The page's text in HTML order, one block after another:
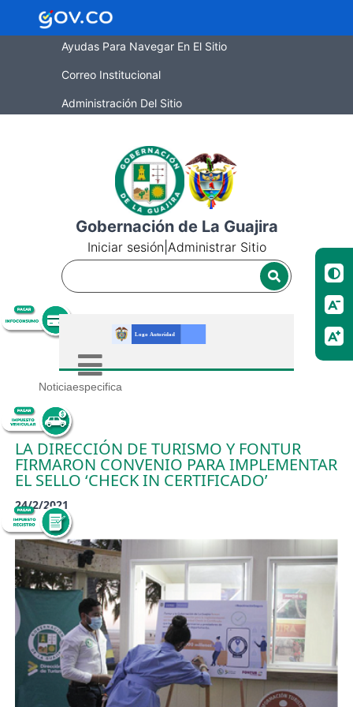
Ayudas Para Navegar En El Sitio
Correo Institucional
Administración Del Sitio
Gobernación de La Guajira
Iniciar sesión Administrar Sitio
Noticiaespecifica
LA DIRECCIÓN DE TURISMO Y FONTUR
FIRMARON CONVENIO PARA IMPLEMENTAR
EL SELLO ‘CHECK IN CERTIFICADO’
24/2/2021